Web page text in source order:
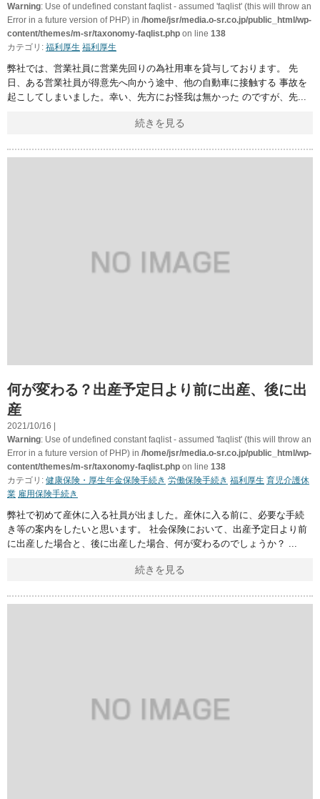
Warning: Use of undefined constant faqlist - assumed 'faqlist' (this will throw an
Error in a future version of PHP) in /home/jsr/media.o-sr.co.jp/public_html/wp-
content/themes/m-sr/taxonomy-faqlist.php on line 138
カテゴリ: 福利厚生 福利厚生
弊社では、営業社員に営業先回りの為社用車を貸与しております。 先
日、ある営業社員が得意先へ向かう途中、他の自動車に接触する 事故を
起こしてしまいました。幸い、先方にお怪我は無かった のですが、先
続きを見る
何が変わる？出産予定日より前に出産、後に出
産
2021/10/16 |
Warning: Use of undefined constant faqlist - assumed 'faqlist' (this will throw an
Error in a future version of PHP) in /home/jsr/media.o-sr.co.jp/public_html/wp-
content/themes/m-sr/taxonomy-faqlist.php on line 138
カテゴリ: 健康保険・厚生年金保険手続き 労働保険手続き 福利厚生 育児介護休
業 雇用保険手続き
弊社で初めて産休に入る社員が出ました。産休に入る前に、必要な手続
き等の案内をしたいと思います。 社会保険において、出産予定日より前
に出産した場合と、後に出産した場合、何が変わるのでしょうか？
続きを見る